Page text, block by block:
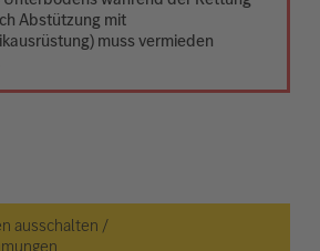
Abstützung mit
muss vermieden
ausschalten /